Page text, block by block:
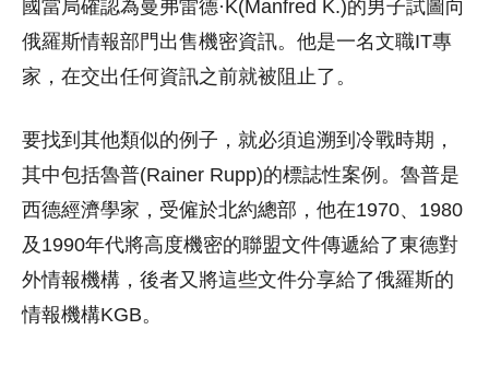
國當局確認為曼弗雷德·K(Manfred K.)的男子試圖向
俄羅斯情報部門出售機密資訊。他是一名文職IT專
家，在交出任何資訊之前就被阻止了。
要找到其他類似的例子，就必須追溯到冷戰時期，
其中包括魯普(Rainer Rupp)的標誌性案例。魯普是
西德經濟學家，受僱於北約總部，他在1970、1980
及1990年代將高度機密的聯盟文件傳遞給了東德對
外情報機構，後者又將這些文件分享給了俄羅斯的
情報機構KGB。